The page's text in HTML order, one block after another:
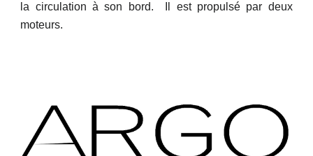
la circulation à son bord. Il est propulsé par deux
moteurs.